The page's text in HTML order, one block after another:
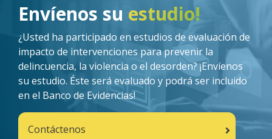
Envíenos su estudio!
¿Usted ha participado en estudios de evaluación de
impacto de intervenciones para prevenir la
delincuencia, la violencia o el desorden? ¡Envíenos
su estudio. Éste será evaluado y podrá ser incluido
en el Banco de Evidencias!
Contáctenos